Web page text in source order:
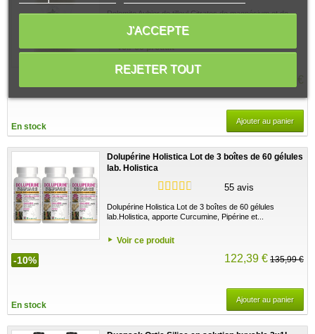
Paris
Dolomite Aubier de tilleul Citrates de magnésium et de
Voir ce produit
20,00 €
En stock
Ajouter au panier
Dolupérine Holistica Lot de 3 boîtes de 60 gélules
lab. Holistica
55 avis
Dolupérine Holistica Lot de 3 boîtes de 60 gélules
lab.Holistica, apporte Curcumine, Pipérine et...
Voir ce produit
-10% 122,39 € 135,99 €
En stock
Ajouter au panier
REJETER TOUT
J'ACCEPTE